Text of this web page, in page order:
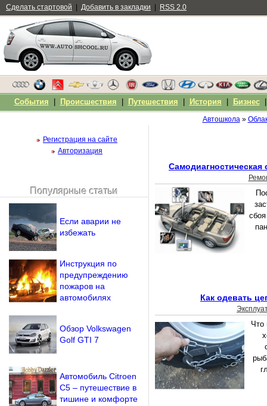
Автошкола»
Самодиагностическая
Как одевать
Что
Регистрация на сайте
Авторизация
Напомнить пароль?
Популярные статьи
Если аварии не
избежать
Инструкция по
предупреждению
пожаров на
автомобилях
Обзор Volkswagen
Golf GTI 7
Автомобиль Citroen
C5 – путешествие в
тишине и комфорте
Сделать стартовой Добавить в закладки RSS 2.0
События Происшествия Путешествия История Бизнес